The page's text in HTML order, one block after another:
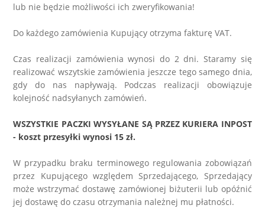
lub nie będzie możliwości ich zweryfikowania!
Do każdego zamówienia Kupujący otrzyma fakturę VAT.
Czas realizacji zamówienia wynosi do 2 dni. Staramy się
realizować wszytskie zamówienia jeszcze tego samego dnia,
gdy do nas napływają. Podczas realizacji obowiązuje
kolejność nadsyłanych zamówień.
WSZYSTKIE PACZKI WYSYŁANE SĄ PRZEZ KURIERA INPOST
- koszt przesyłki wynosi 15 zł.
W przypadku braku terminowego regulowania zobowiązań
przez Kupującego względem Sprzedającego, Sprzedający
może wstrzymać dostawę zamówionej biżuterii lub opóźnić
jej dostawę do czasu otrzymania należnej mu płatności.